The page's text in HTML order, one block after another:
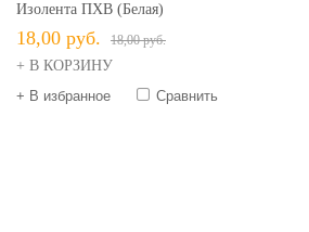
Изолента ПХВ (белая)
18,00 руб. 18,00 руб.
+ В КОРЗИНУ
+ В избранное
Сравнить